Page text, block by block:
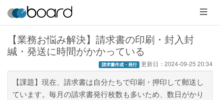
メ
ニ
ュ
ー
【業務お悩み解決】請求書の印刷・封入封
緘・発送に時間がかかっている
請求書作成・発行 更新日： 2024-09-25 20:34
【課題】現在、請求書は自分たちで印刷・押印して郵送し
ています。毎月の請求書発行枚数も多いため、数日がかり